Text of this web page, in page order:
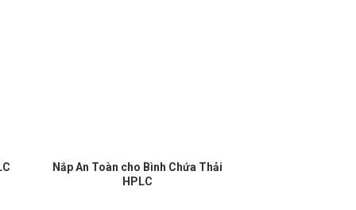
Nắp An Toàn cho Bình Chứa Thải
HPLC